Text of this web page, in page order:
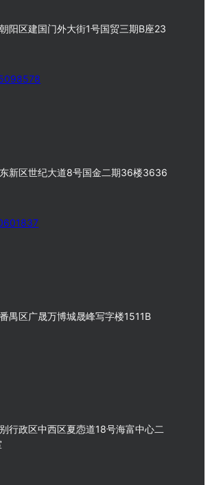
阳区建国门外大街1号国贸三期B座23
新区世纪大道8号国金二期36楼3636
禺区广晟万博城晟峰写字楼1511B
行政区中西区夏悫道18号海富中心二